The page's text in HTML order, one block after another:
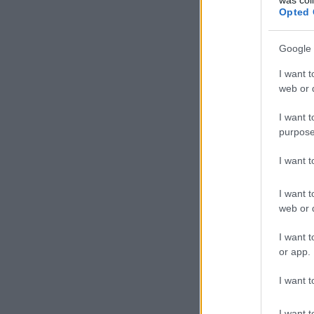
Opted
Google
I want
web or
I want
I want
I want
web or
I want
or app.
I want